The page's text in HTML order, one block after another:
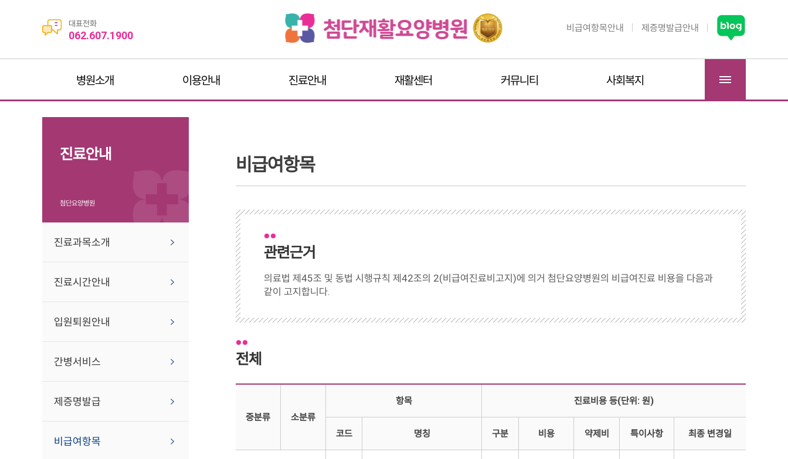
대표전화
062.607.1900
비급여항목안내 제증명발급안내
병원소개 이용안내 진료안내 재활센터 커뮤니티 사회복지
진료안내
첨단요양병원
진료과목소개
진료시간안내
입원퇴원안내
간병서비스
제증명발급
비급여항목
비급여항목
관련근거
의료법 제45조 및 동법 시행규칙 제42조의 2(비급여진료비고지)에 의거 첨단요양병원의 비급여진료 비용을 다음과
같이 고지합니다.
전체
중분류 소분류
항목 진료비용 등(단위: 원)
코드 명칭 구분 비용 약제비 특이사항 최종 변경일